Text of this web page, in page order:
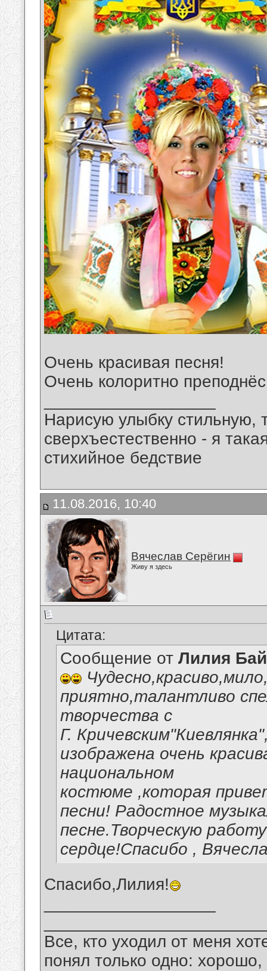
Очень красивая песня!
Очень колоритно
Нарисую улыбку стильную,
сверхъестественно - я
стихийное бедствие
11.08.2016, 10:40
Вячеслав Серёгин
Живу я здесь
Цитата:
Сообщение от Лилия
приятно,талантливо
творчества с
Г.
изображена очень
национальном
костюме ,которая
песни! Радостное
песне.Творческую
сердце!Спасибо ,
Спасибо,Лилия!
Все, кто уходил от меня
понял только одно: